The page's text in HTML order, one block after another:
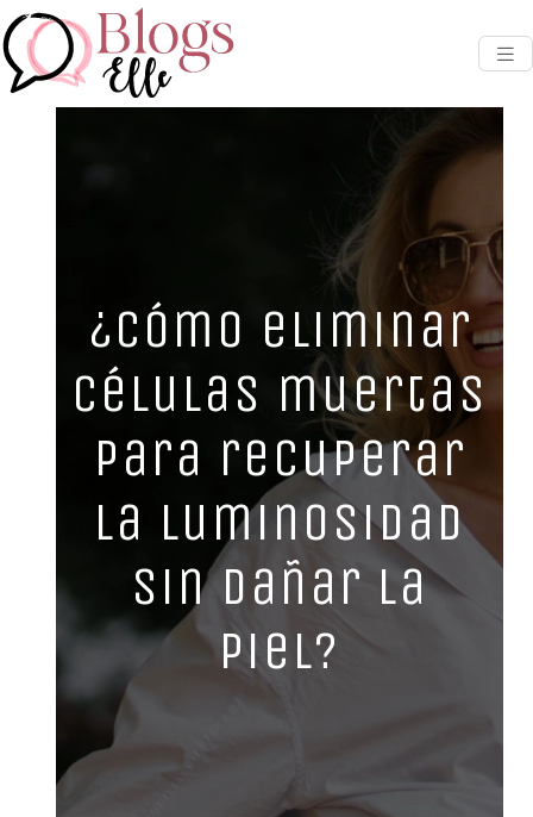
¿Cómo eliminar
células muertas
para recuperar
la luminosidad
sin dañar la
piel?